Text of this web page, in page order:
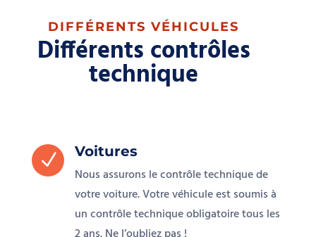
DIFFÉRENTS VÉHICULES
Différents contrôles
technique
N Voitures
Nous assurons le contrôle technique de
votre voiture. Votre véhicule est soumis à
un contrôle technique obligatoire tous les